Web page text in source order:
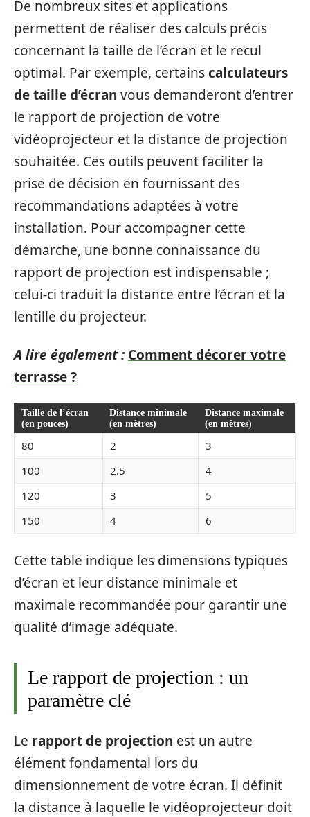
De nombreux sites et applications
permettent de réaliser des calculs précis
concernant la taille de l’écran et le recul
optimal. Par exemple, certainscalculateurs
de taille d’écran vous demanderont d’entrer
le rapport de projection de votre
vidéoprojecteur et la distance de projection
souhaitée. Ces outils peuvent faciliter la
prise de décision en fournissant des
recommandations adaptées à votre
installation. Pour accompagner cette
démarche, une bonne connaissance du
rapport de projection est indispensable ;
celui-ci traduit la distance entre l’écran et la
lentille du projecteur.
A lire également : Comment décorer votre
terrasse ?
Taille de l’écran
(en pouces)
Distance minimale
(en mètres)
Distance maximale
(en mètres)
80 2
3
100
2.5
4
120
3
5
150
4 6
Cette table indique les dimensions typiques
d’écran et leur distance minimale et
maximale recommandée pour garantir une
qualité d’image adéquate.
Le rapport de projection : un
paramètre clé
Le rapport de projection est un autre
élément fondamental lors du
dimensionnement de votre écran. Il définit
la distance à laquelle le vidéoprojecteur doit